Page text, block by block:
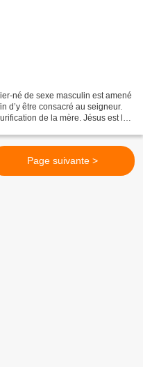
né de sexe masculin est amené
d’y être consacré au seigneur.
de la mère. Jésus est le
Page suivante >